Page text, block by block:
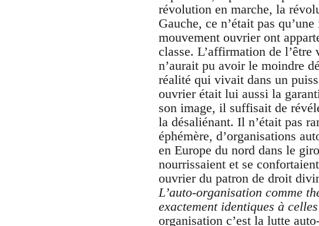
révolution en marche, la
Gauche, ce n’était pas
mouvement ouvrier ont
classe. L’affirmation de
n’aurait pu avoir le moindre
réalité qui vivait dans un
ouvrier était lui aussi la
son image, il suffisait de
la désaliénant. Il n’était pas
éphémère, d’organisations
en Europe du nord dans le
nourrissaient et se
ouvrier du patron de droit
L’auto-organisation comme
exactement identiques à
organisation c’est la lutte